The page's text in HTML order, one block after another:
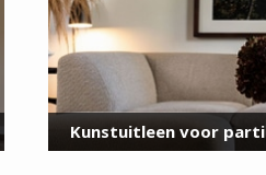
Kunstuitleen voor